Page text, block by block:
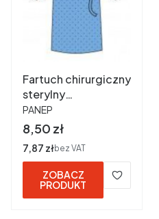
Fartuch chirurgiczny
sterylny
"STANDARD" 45 g
XL a 1 szt.
PRODUCENT
PANEP
Cena
8,50 zł
Cena
7,87 złbez VAT
ZOBACZ
PRODUKT